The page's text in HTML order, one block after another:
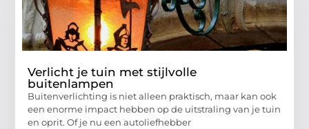
Verlicht je tuin met stijlvolle
buitenlampen
Buitenverlichting is niet alleen praktisch, maar kan ook
een enorme impact hebben op de uitstraling van je tuin
en oprit. Of je nu een autoliefhebber